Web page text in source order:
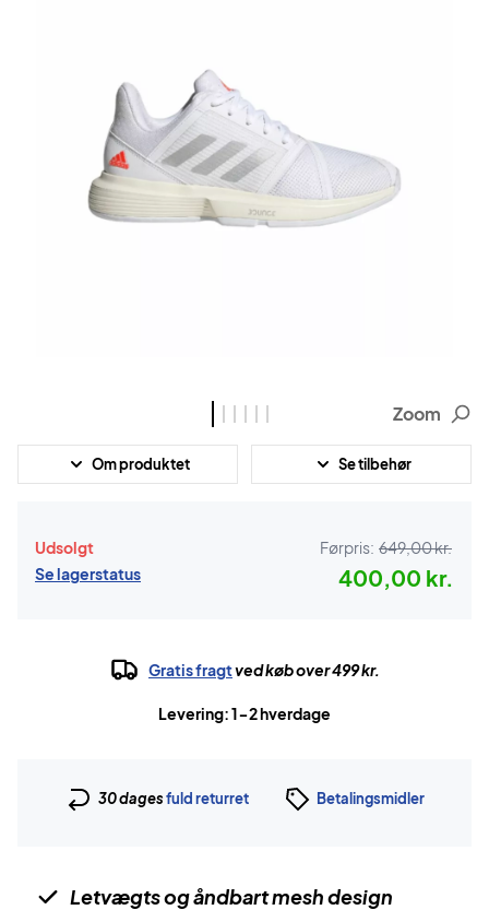
Zoom
Om produktet Se tilbehør
Udsolgt
Se lagerstatus
Førpris: 649,00 kr.
400,00 kr.
Gratis fragtved køb over 499 kr.
Levering: 1-2 hverdage
30 dagesfuld returret Betalingsmidler
Letvægts og åndbart mesh design